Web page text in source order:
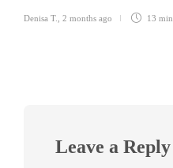
Denisa T. 2 months ago 13 min
Leave a Reply